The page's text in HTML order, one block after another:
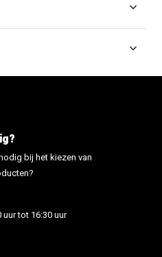
bij het kiezen van
tot 16:30 uur